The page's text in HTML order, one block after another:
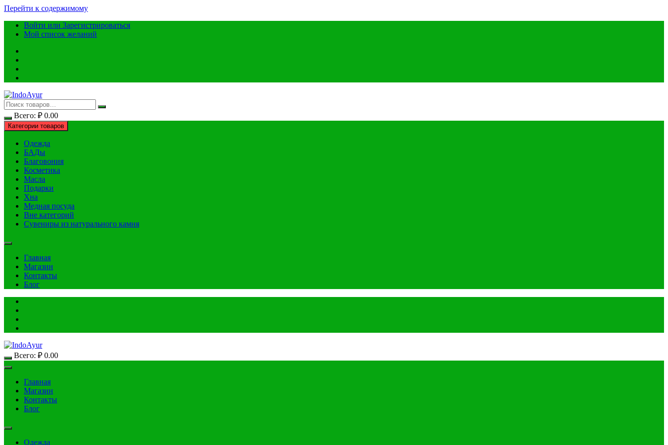
Перейти к содержимому
Войти или Зарегистрироваться
Мой список желаний
Всего: ₽ 0.00
Категории товаров
Одежда
БАДы
Благовония
Косметика
Масла
Подарки
Хна
Медная посуда
Вне категорий
Сувениры из натурального камня
Главная
Магазин
Контакты
Блог
Всего: ₽ 0.00
Главная
Магазин
Контакты
Блог
Одежда